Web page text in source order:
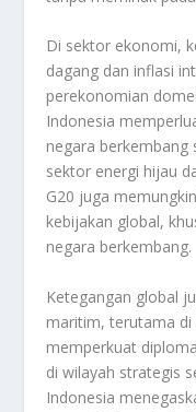
Di sektor ekonomi,
dagang dan inflasi
perekonomian
Indonesia
negara berkembang
sektor energi hijau
G20 juga
kebijakan global,
negara berkembang.
Ketegangan global
maritim, terutama di
memperkuat
di wilayah strategis
Indonesia